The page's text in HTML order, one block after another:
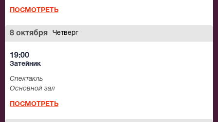
ПОСМОТРЕТЬ
8 октября Четверг
19:00
Затейник
Спектакль
Основной зал
ПОСМОТРЕТЬ